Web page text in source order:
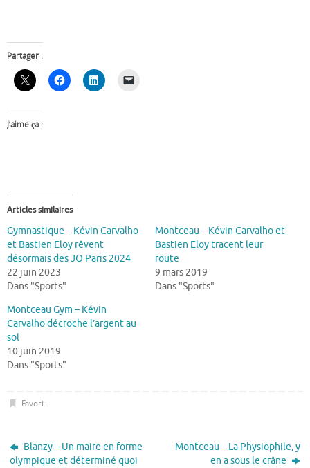
Partager :
J’aime ça :
Articles similaires
Gymnastique – Kévin Carvalho
et Bastien Eloy rêvent
désormais des JO Paris 2024
22 juin 2023
Dans "Sports"
Montceau – Kévin Carvalho et
Bastien Eloy tracent leur
route
9 mars 2019
Dans "Sports"
Montceau Gym – Kévin
Carvalho décroche l’argent au
sol
10 juin 2019
Dans "Sports"
Favori.
Blanzy – Un maire en forme
olympique et déterminé quoi
Montceau – La Physiophile, y
en a sous le crâne